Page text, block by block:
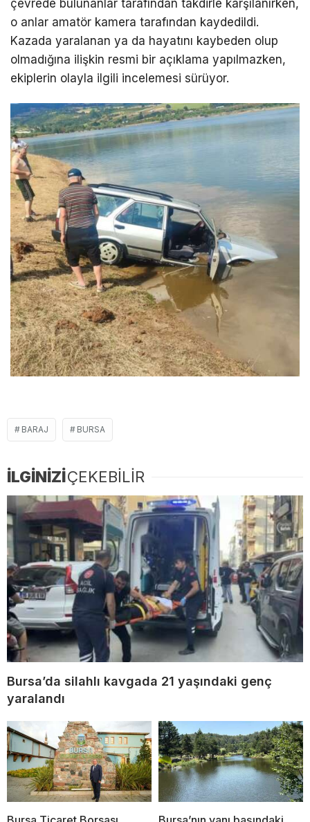
çevrede bulunanlar tarafından takdirle karşılanırken,
o anlar amatör kamera tarafından kaydedildi.
Kazada yaralanan ya da hayatını kaybeden olup
olmadığına ilişkin resmi bir açıklama yapılmazken,
ekiplerin olayla ilgili incelemesi sürüyor.
BARAJ BURSA
İLGİNİZİÇEKEBİLİR
Bursa’da silahlı kavgada 21 yaşındaki genç
yaralandı